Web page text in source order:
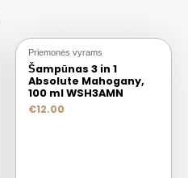
Priemonės vyrams
Šampūnas 3 in 1
Absolute Mahogany,
100 ml WSH3AMN
€12.00